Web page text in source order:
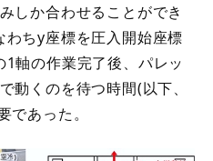
しか合わせることができ
ちy座標を圧入開始座標
軸の作業完了後、パレッ
動くのを待つ時間(以下、
であった。